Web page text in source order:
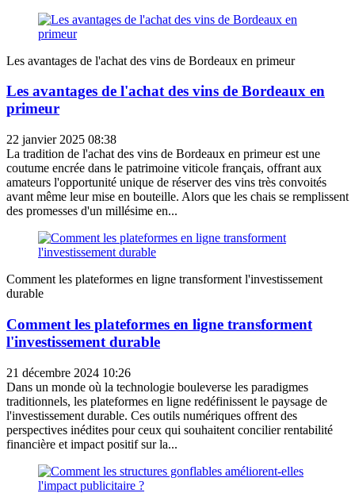
Les avantages de l'achat des vins de Bordeaux en primeur
Les avantages de l'achat des vins de Bordeaux en
primeur
22 janvier 2025 08:38
La tradition de l'achat des vins de Bordeaux en primeur est une
coutume encrée dans le patrimoine viticole français, offrant aux
amateurs l'opportunité unique de réserver des vins très convoités
avant même leur mise en bouteille. Alors que les chais se remplissent
des promesses d'un millésime en...
Comment les plateformes en ligne transforment l'investissement
durable
Comment les plateformes en ligne transforment
l'investissement durable
21 décembre 2024 10:26
Dans un monde où la technologie bouleverse les paradigmes
traditionnels, les plateformes en ligne redéfinissent le paysage de
l'investissement durable. Ces outils numériques offrent des
perspectives inédites pour ceux qui souhaitent concilier rentabilité
financière et impact positif sur la...